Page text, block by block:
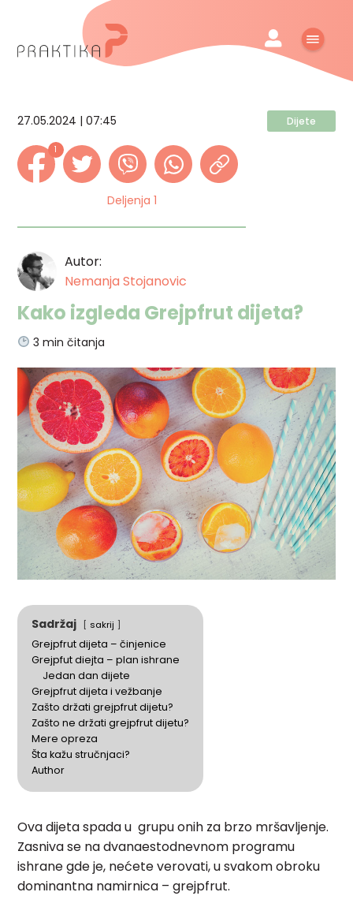
27.05.2024 | 07:45 Dijete
1
Deljenja 1
Autor:
Nemanja Stojanovic
Kako izgleda Grejpfrut dijeta?
3 min čitanja
Sadržaj sakrij
Grejpfrut dijeta – činjenice
Grejpfut diejta – plan ishrane
Jedan dan dijete
Grejpfrut dijeta i vežbanje
Zašto držati grejpfrut dijetu?
Zašto ne držati grejpfrut dijetu?
Mere opreza
Šta kažu stručnjaci?
Author
Ova dijeta spada u grupu onih za brzo mršavljenje.
Zasniva se na dvanaestodnevnom programu
ishrane gde je, nećete verovati, u svakom obroku
dominantna namirnica – grejpfrut.